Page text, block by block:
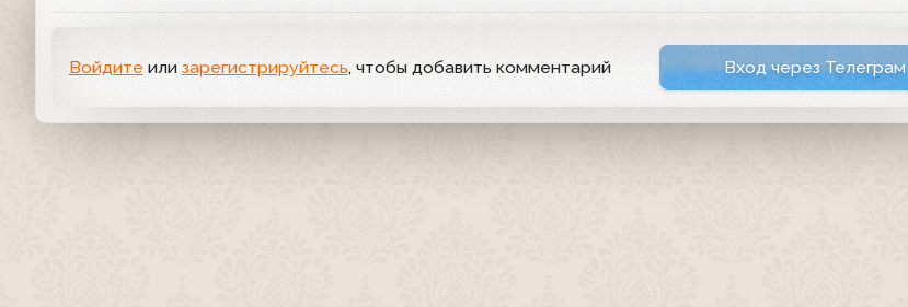
Войдите или зарегистрируйтесь, чтобы добавить комментарий Вход через Телеграм